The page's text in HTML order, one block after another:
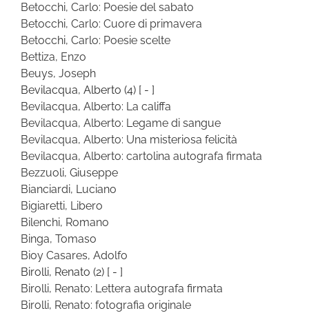
Betocchi, Carlo: Poesie del sabato
Betocchi, Carlo: Cuore di primavera
Betocchi, Carlo: Poesie scelte
Bettiza, Enzo
Beuys, Joseph
Bevilacqua, Alberto (4) [ - ]
Bevilacqua, Alberto: La califfa
Bevilacqua, Alberto: Legame di sangue
Bevilacqua, Alberto: Una misteriosa felicità
Bevilacqua, Alberto: cartolina autografa firmata
Bezzuoli, Giuseppe
Bianciardi, Luciano
Bigiaretti, Libero
Bilenchi, Romano
Binga, Tomaso
Bioy Casares, Adolfo
Birolli, Renato (2) [ - ]
Birolli, Renato: Lettera autografa firmata
Birolli, Renato: fotografia originale